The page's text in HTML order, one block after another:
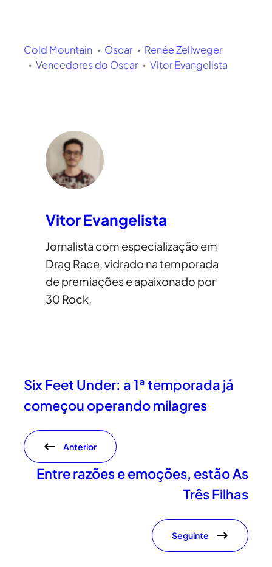
Cold Mountain Oscar Renée Zellweger
Vencedores do Oscar Vitor Evangelista
Vitor Evangelista
Jornalista com especialização em
Drag Race, vidrado na temporada
de premiações e apaixonado por
30 Rock.
Six Feet Under: a 1ª temporada já
começou operando milagres
Anterior
Entre razões e emoções, estão As
Três Filhas
Seguinte